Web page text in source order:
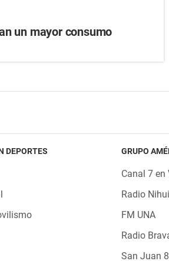
un mayor consumo
DEPORTES GRUPO
Canal 7 en
Radio
FM UNA
Radio
San Juan 8